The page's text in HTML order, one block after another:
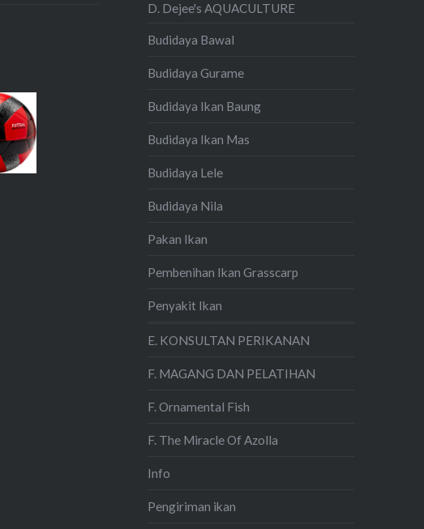
D. Dejee's AQUACULTURE
Budidaya Bawal
Budidaya Gurame
Budidaya Ikan Baung
Budidaya Ikan Mas
Budidaya Lele
Budidaya Nila
Pakan Ikan
Pembenihan Ikan Grasscarp
Penyakit Ikan
E. KONSULTAN PERIKANAN
F. MAGANG DAN PELATIHAN
F. Ornamental Fish
F. The Miracle Of Azolla
Info
Pengiriman ikan